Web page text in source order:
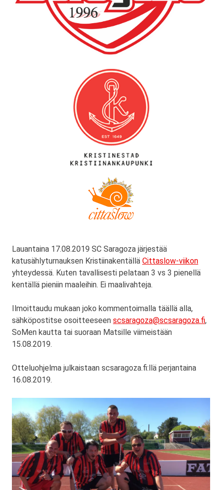
Lauantaina 17.08.2019 SC Saragoza järjestää
katusählyturnauksen Kristiinakentällä Cittaslow-viikon
yhteydessä. Kuten tavallisesti pelataan 3 vs 3 pienellä
kentällä pieniin maaleihin. Ei maalivahteja.
Ilmoittaudu mukaan joko kommentoimalla täällä alla,
sähköpostitse osoitteeseen scsaragoza@scsaragoza.fi,
SoMen kautta tai suoraan Matsille viimeistään
15.08.2019.
Otteluohjelma julkaistaan scsaragoza.fi:llä perjantaina
16.08.2019.